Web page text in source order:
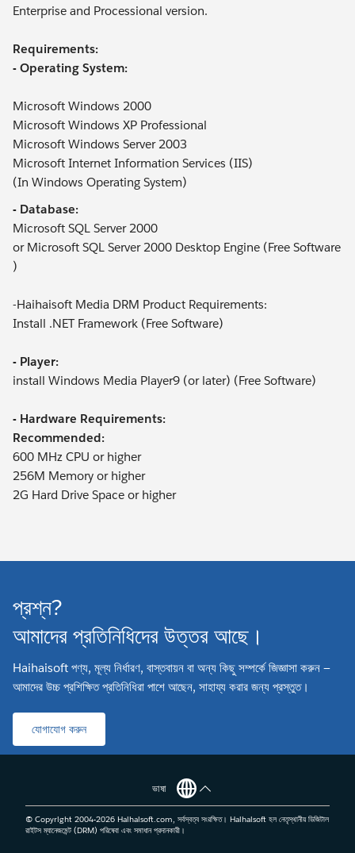
Enterprise and Processional version.
Requirements:
- Operating System:
Microsoft Windows 2000
Microsoft Windows XP Professional
Microsoft Windows Server 2003
Microsoft Internet Information Services (IIS)
(In Windows Operating System)
- Database:
Microsoft SQL Server 2000
or Microsoft SQL Server 2000 Desktop Engine (Free Software
)
-Haihaisoft Media DRM Product Requirements:
Install .NET Framework (Free Software)
- Player:
install Windows Media Player9 (or later) (Free Software)
- Hardware Requirements:
Recommended:
600 MHz CPU or higher
256M Memory or higher
2G Hard Drive Space or higher
প্রশ্ন?
আমাদের প্রতিনিধিদের উত্তর আছে।
Haihaisoft পণ্য, মূল্য নির্ধারণ, বাস্তবায়ন বা অন্য কিছু সম্পর্কে জিজ্ঞাসা করুন —
আমাদের উচ্চ প্রশিক্ষিত প্রতিনিধিরা পাশে আছেন, সাহায্য করার জন্য প্রস্তুত।
যোগাযোগ করুন
ভাষা
© Copyright 2004-2026 Haihaisoft.com, সর্বস্বত্ব সংরক্ষিত। Haihaisoft হল নেতৃস্থানীয় ডিজিটাল
রাইটস ম্যানেজমেন্ট (DRM) পরিষেবা এবং সমাধান প্রদানকারী।